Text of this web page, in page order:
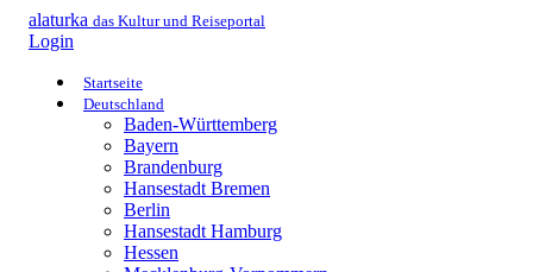
alaturka das Kultur und Reiseportal
Login
Startseite
Deutschland
Baden-Württemberg
Bayern
Brandenburg
Hansestadt Bremen
Berlin
Hansestadt Hamburg
Hessen